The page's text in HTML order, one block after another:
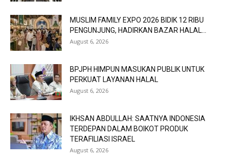
MUSLIM FAMILY EXPO 2026 BIDIK 12 RIBU
PENGUNJUNG, HADIRKAN BAZAR HALAL...
August 6, 2026
BPJPH HIMPUN MASUKAN PUBLIK UNTUK
PERKUAT LAYANAN HALAL
August 6, 2026
IKHSAN ABDULLAH: SAATNYA INDONESIA
TERDEPAN DALAM BOIKOT PRODUK
TERAFILIASI ISRAEL
August 6, 2026